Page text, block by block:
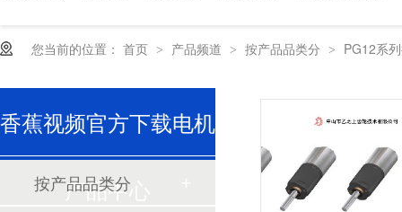
您当前的位置： 首页 > 产品频道 > 按产品品类分 > PG12系
香蕉视频官方下载电机
产品中心
按产品品类分
深圳香蕉视频久久下载电机厂家为您揭秘:了解减速电机的基本工作原理及性能参数